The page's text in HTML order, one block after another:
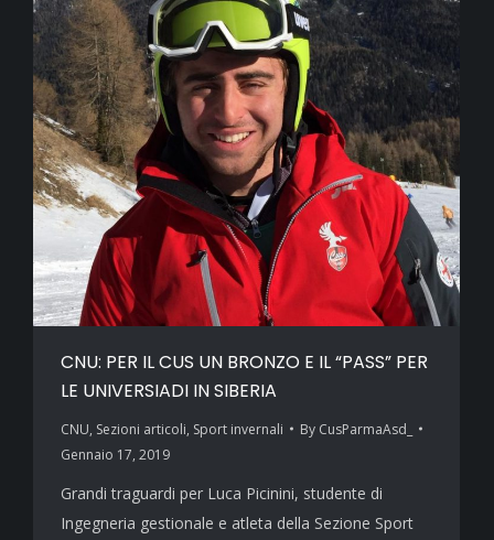
CNU: PER IL CUS UN BRONZO E IL “PASS” PER
LE UNIVERSIADI IN SIBERIA
CNU, Sezioni articoli, Sport invernali By CusParmaAsd_
Gennaio 17, 2019
Grandi traguardi per Luca Picinini, studente di
Ingegneria gestionale e atleta della Sezione Sport